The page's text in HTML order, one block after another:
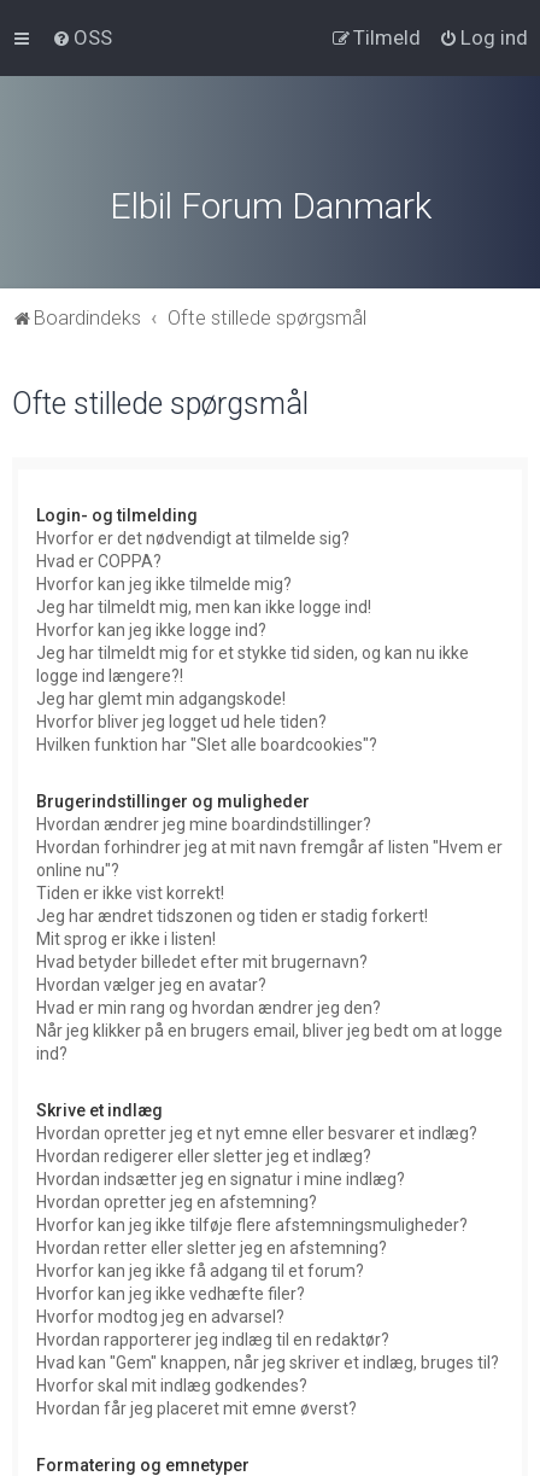
OSS Log ind
Tilmeld
Elbil Forum Danmark
Boardindeks Ofte stillede spørgsmål
Ofte stillede spørgsmål
Login- og tilmelding
Hvorfor er det nødvendigt at tilmelde sig?
Hvad er COPPA?
Hvorfor kan jeg ikke tilmelde mig?
Jeg har tilmeldt mig, men kan ikke logge ind!
Hvorfor kan jeg ikke logge ind?
Jeg har tilmeldt mig for et stykke tid siden, og kan nu ikke
logge ind længere?!
Jeg har glemt min adgangskode!
Hvorfor bliver jeg logget ud hele tiden?
Hvilken funktion har "Slet alle boardcookies"?
Brugerindstillinger og muligheder
Hvordan ændrer jeg mine boardindstillinger?
Hvordan forhindrer jeg at mit navn fremgår af listen "Hvem er
online nu"?
Tiden er ikke vist korrekt!
Jeg har ændret tidszonen og tiden er stadig forkert!
Mit sprog er ikke i listen!
Hvad betyder billedet efter mit brugernavn?
Hvordan vælger jeg en avatar?
Hvad er min rang og hvordan ændrer jeg den?
Når jeg klikker på en brugers email, bliver jeg bedt om at logge
ind?
Skrive et indlæg
Hvordan opretter jeg et nyt emne eller besvarer et indlæg?
Hvordan redigerer eller sletter jeg et indlæg?
Hvordan indsætter jeg en signatur i mine indlæg?
Hvordan opretter jeg en afstemning?
Hvorfor kan jeg ikke tilføje flere afstemningsmuligheder?
Hvordan retter eller sletter jeg en afstemning?
Hvorfor kan jeg ikke få adgang til et forum?
Hvorfor kan jeg ikke vedhæfte filer?
Hvorfor modtog jeg en advarsel?
Hvordan rapporterer jeg indlæg til en redaktør?
Hvad kan "Gem" knappen, når jeg skriver et indlæg, bruges til?
Hvorfor skal mit indlæg godkendes?
Hvordan får jeg placeret mit emne øverst?
Formatering og emnetyper